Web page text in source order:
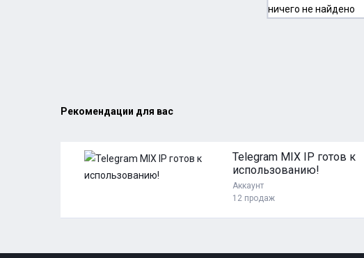
ничего не найдено
Рекомендации для вас
Telegram MIX IP готов к
использованию!
Аккаунт
12 продаж